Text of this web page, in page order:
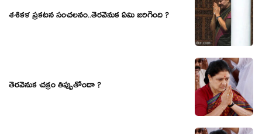
శశికళ ప్రకటన సంచలనం..తెరవెనుక ఏమి జరిగింది ?
తెరవెనుక చక్రం తిప్పుతోందా ?